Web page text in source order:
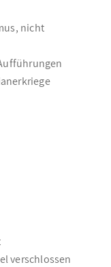
nicht
verschlossen